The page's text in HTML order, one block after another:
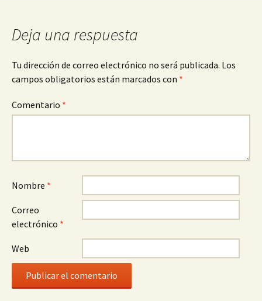
Deja una respuesta
Tu dirección de correo electrónico no será publicada. Los
campos obligatorios están marcados con *
Comentario *
Nombre *
Correo
electrónico *
Web